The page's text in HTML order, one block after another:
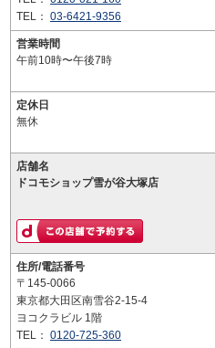
TEL： 03-6421-9356
営業時間
午前10時〜午後7時
定休日
無休
店舗名
ドコモショップ雪が谷大塚店
住所/電話番号
〒145-0066
東京都大田区南雪谷2-15-4
ヨコクラビル 1階
TEL： 0120-725-360